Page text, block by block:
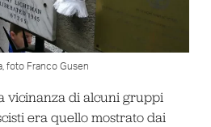
foto Franco Gusen
vicinanza di alcuni gruppi
era quello mostrato dai